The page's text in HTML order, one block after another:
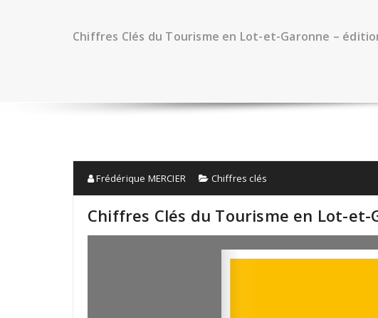
Chiffres Clés du Tourisme en Lot-et-Garonne –
Frédérique MERCIER Chiffres clés
Chiffres Clés du Tourisme en Lot-et-